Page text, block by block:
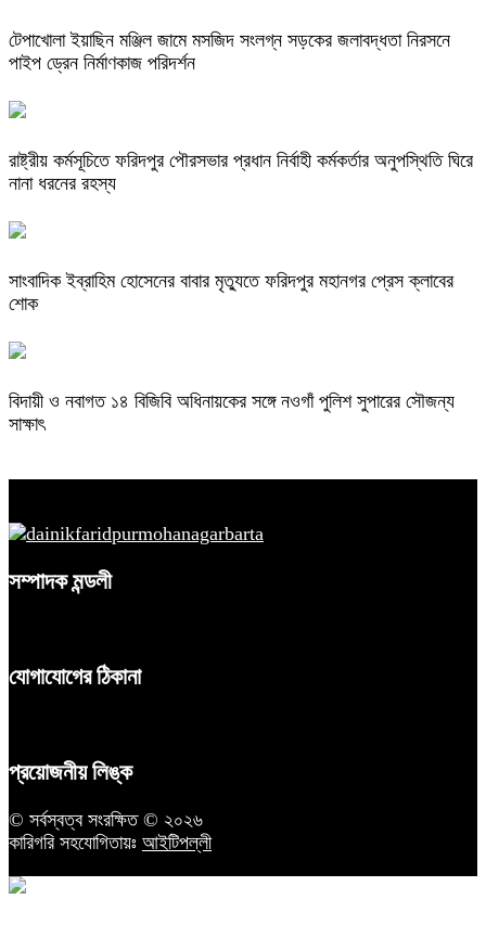
টেপাখোলা ইয়াছিন মঞ্জিল জামে মসজিদ সংলগ্ন সড়কের জলাবদ্ধতা নিরসনে
পাইপ ড্রেন নির্মাণকাজ পরিদর্শন
রাষ্ট্রীয় কর্মসূচিতে ফরিদপুর পৌরসভার প্রধান নির্বাহী কর্মকর্তার অনুপস্থিতি ঘিরে
নানা ধরনের রহস্য
সাংবাদিক ইব্রাহিম হোসেনের বাবার মৃত্যুতে ফরিদপুর মহানগর প্রেস ক্লাবের
শোক
বিদায়ী ও নবাগত ১৪ বিজিবি অধিনায়কের সঙ্গে নওগাঁ পুলিশ সুপারের সৌজন্য
সাক্ষাৎ
সম্পাদক মন্ডলী
যোগাযোগের ঠিকানা
প্রয়োজনীয় লিঙ্ক
© সর্বস্বত্ব সংরক্ষিত © ২০২৬
কারিগরি সহযোগিতায়ঃ আইটিপল্লী